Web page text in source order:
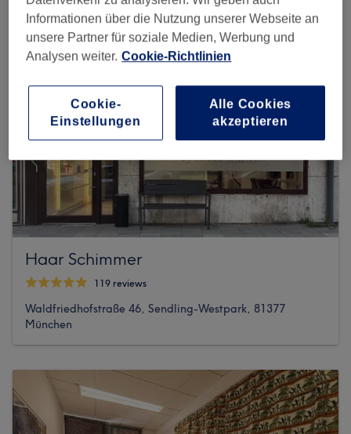
Haar Schimmer
119 reviews
Waldfriedhofstraße 46, Sendling-Westpark, 81377
München
Informationen über die Nutzung unserer Webseite an
unsere Partner für soziale Medien, Werbung und
Analysen weiter. Cookie-Richtlinien
Cookie-
Einstellungen
Alle Cookies
akzeptieren